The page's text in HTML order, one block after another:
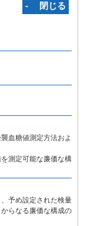
‐ 閉じる
血糖値測定方法およ
測定可能な廉価な構
予め設定された検量
らなる廉価な構成の